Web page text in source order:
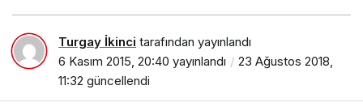
Turgay İkinci tarafından yayınlandı
6 Kasım 2015, 20:40 yayınlandı
23 Ağustos 2018,
11:32 güncellendi